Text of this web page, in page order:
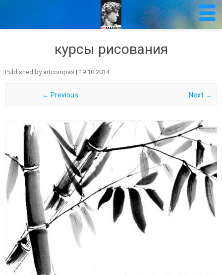
курсы рисования
Published by artcompas | 19.10.2014
← Previous Next →